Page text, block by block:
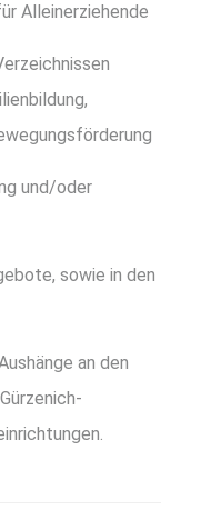
Alleinerziehende
und/oder
sowie in den
an den